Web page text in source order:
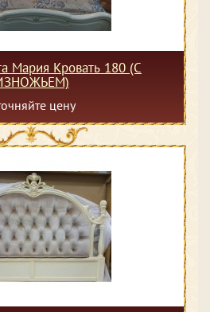
Мария Кровать 180 (С
цену